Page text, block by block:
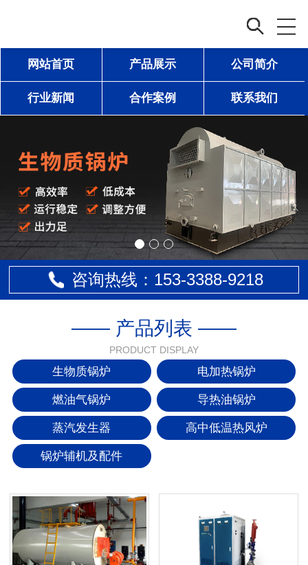
网站首页 产品展示 公司简介
行业新闻 合作案例 联系我们
咨询热线：153-3388-9218
—— 产品列表 ——
PRODUCT DISPLAY
生物质锅炉 电加热锅炉
燃油气锅炉 导热油锅炉
蒸汽发生器 高中低温热风炉
锅炉辅机及配件